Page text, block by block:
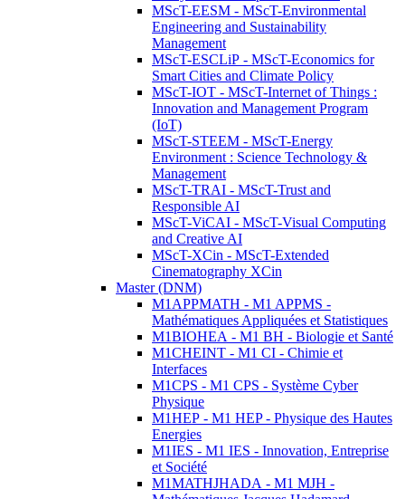
MScT-EESM - MScT-Environmental
Engineering and Sustainability
Management
MScT-ESCLiP - MScT-Economics for
Smart Cities and Climate Policy
MScT-IOT - MScT-Internet of Things :
Innovation and Management Program
(IoT)
MScT-STEEM - MScT-Energy
Environment : Science Technology &
Management
MScT-TRAI - MScT-Trust and
Responsible AI
MScT-ViCAI - MScT-Visual Computing
and Creative AI
MScT-XCin - MScT-Extended
Cinematography XCin
Master (DNM)
M1APPMATH - M1 APPMS -
Mathématiques Appliquées et Statistiques
M1BIOHEA - M1 BH - Biologie et Santé
M1CHEINT - M1 CI - Chimie et
Interfaces
M1CPS - M1 CPS - Système Cyber
Physique
M1HEP - M1 HEP - Physique des Hautes
Energies
M1IES - M1 IES - Innovation, Entreprise
et Société
M1MATHJHADA - M1 MJH -